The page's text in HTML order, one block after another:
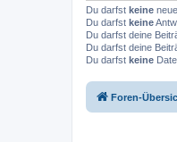
Du darfst keine
Du darfst keine
Du darfst deine
Du darfst deine
Du darfst keine
Foren-